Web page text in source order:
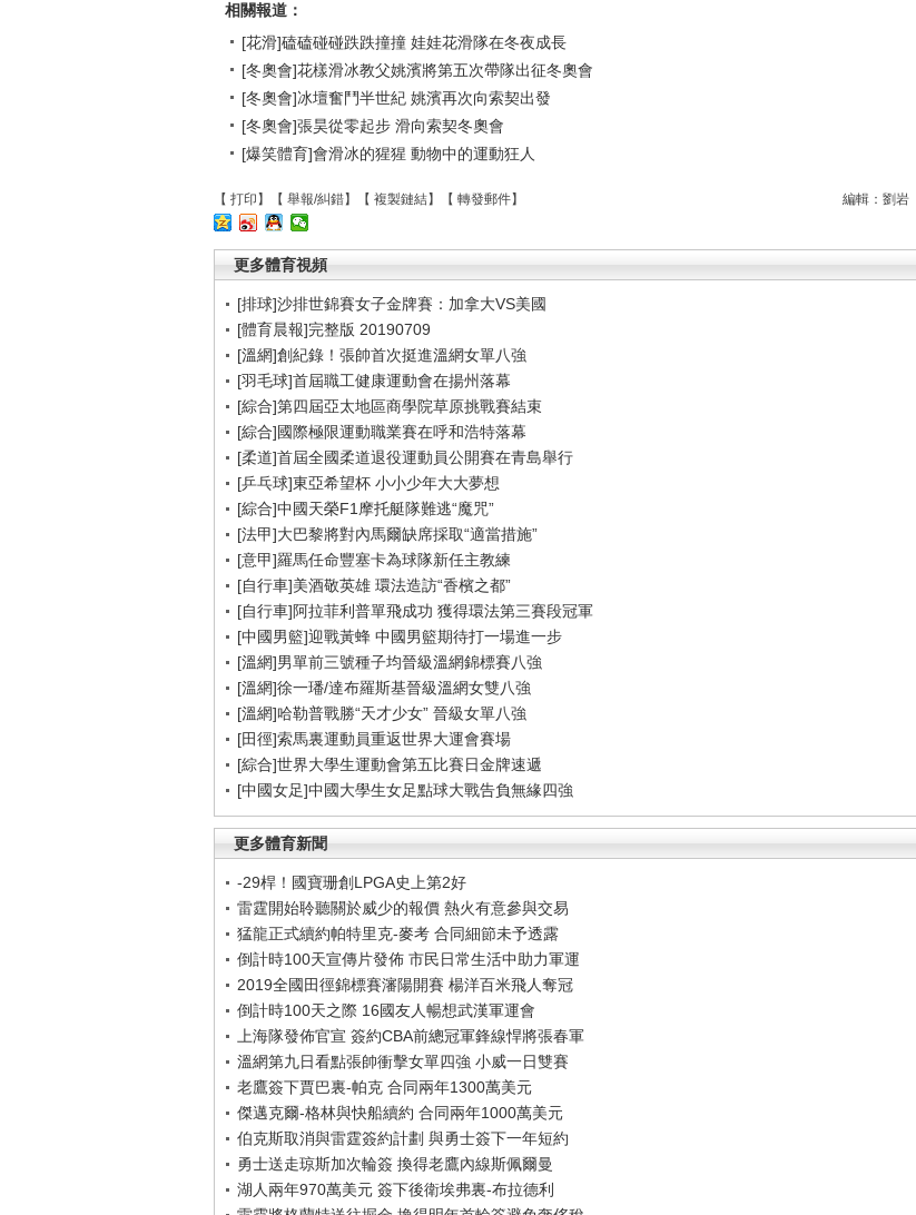
相關報道：
[花滑]磕磕碰碰跌跌撞撞 娃娃花滑隊在冬夜成長
[冬奧會]花樣滑冰教父姚濱將第五次帶隊出征冬奧會
[冬奧會]冰壇奮鬥半世紀 姚濱再次向索契出發
[冬奧會]張昊從零起步 滑向索契冬奧會
[爆笑體育]會滑冰的猩猩 動物中的運動狂人
編輯：劉岩
【 打印 】【 舉報/糾錯】【 複製鏈結】【 轉發郵件】
更多體育視頻
[排球]沙排世錦賽女子金牌賽：加拿大VS美國
[體育晨報]完整版 20190709
[溫網]創紀錄！張帥首次挺進溫網女單八強
[羽毛球]首屆職工健康運動會在揚州落幕
[綜合]第四屆亞太地區商學院草原挑戰賽結束
[綜合]國際極限運動職業賽在呼和浩特落幕
[柔道]首屆全國柔道退役運動員公開賽在青島舉行
[乒乓球]東亞希望杯 小小少年大大夢想
[綜合]中國天榮F1摩托艇隊難逃“魔咒”
[法甲]大巴黎將對內馬爾缺席採取“適當措施”
[意甲]羅馬任命豐塞卡為球隊新任主教練
[自行車]美酒敬英雄 環法造訪“香檳之都”
[自行車]阿拉菲利普單飛成功 獲得環法第三賽段冠軍
[中國男籃]迎戰黃蜂 中國男籃期待打一場進一步
[溫網]男單前三號種子均晉級溫網錦標賽八強
[溫網]徐一璠/達布羅斯基晉級溫網女雙八強
[溫網]哈勒普戰勝“天才少女” 晉級女單八強
[田徑]索馬裏運動員重返世界大運會賽場
[綜合]世界大學生運動會第五比賽日金牌速遞
[中國女足]中國大學生女足點球大戰告負無緣四強
更多體育新聞
-29桿！國寶珊創LPGA史上第2好
雷霆開始聆聽關於威少的報價 熱火有意參與交易
猛龍正式續約帕特里克-麥考 合同細節未予透露
倒計時100天宣傳片發佈 市民日常生活中助力軍運
2019全國田徑錦標賽瀋陽開賽 楊洋百米飛人奪冠
倒計時100天之際 16國友人暢想武漢軍運會
上海隊發佈官宣 簽約CBA前總冠軍鋒線悍將張春軍
溫網第九日看點張帥衝擊女單四強 小威一日雙賽
老鷹簽下賈巴裏-帕克 合同兩年1300萬美元
傑邁克爾-格林與快船續約 合同兩年1000萬美元
伯克斯取消與雷霆簽約計劃 與勇士簽下一年短約
勇士送走琼斯加次輪簽 換得老鷹內線斯佩爾曼
湖人兩年970萬美元 簽下後衛埃弗裏-布拉德利